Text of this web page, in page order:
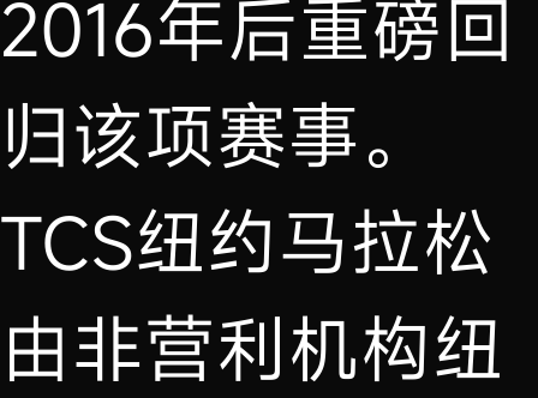
2016年后重磅回
归该项赛事。
TCS纽约马拉松
由非营利机构纽